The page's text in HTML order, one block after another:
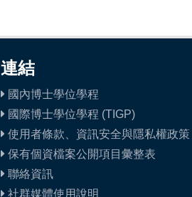
連結
國內博士學位學程
國際博士學位學程 (TIGP)
使用者條款、資訊安全與隱私權政策
保有個資檔案公開項目彙整表
聯絡資訊
社群媒體使用說明